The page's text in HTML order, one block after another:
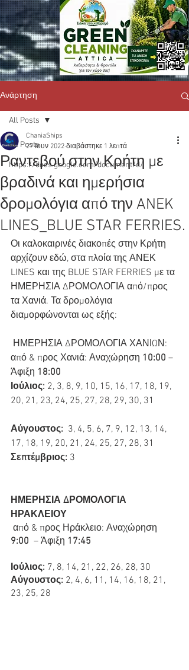
Ανάρτηση
All Posts
https://docs.google.com/document/d/
All Posts
Ραντεβού στην Κρήτη με
βραδινά και ημερήσια
δρομολόγια από την ANEK
LINES_BLUE STAR FERRIES.
ChaniaShips
27 Ιουν 2022 διαβάστηκε 1 λεπτά
Οι καλοκαιρινές διακοπές στην Κρήτη
αρχίζουν εδώ, στα πλοία της ΑΝΕΚ
LINES και της BLUE STAR FERRIES με τα
ΗΜΕΡΗΣΙΑ ΔΡΟΜΟΛΟΓΙΑ από/προς
τα Χανιά. Τα δρομολόγια
διαμορφώνονται ως εξής:
ΗΜΕΡΗΣΙΑ ΔΡΟΜΟΛΟΓΙΑ ΧΑΝΙΩΝ:
από & προς Χανιά: Αναχώρηση 10:00 –
Άφιξη 18:00
Ιούλιος: 2, 3, 8, 9, 10, 15, 16, 17, 18, 19,
20, 21, 23, 24, 25, 27, 28, 29, 30, 31
Αύγουστος:
  3, 4, 5, 6, 7, 9, 12, 13, 14,
17, 18, 19, 20, 21, 24, 25, 27, 28, 31
Σεπτέμβριος: 3
ΗΜΕΡΗΣΙΑ ΔΡΟΜΟΛΟΓΙΑ
ΗΡΑΚΛΕΙΟΥ
από & προς Ηράκλειο: Αναχώρηση
9:00
  – Άφιξη
17:45
Ιούλιος: 7, 8, 14, 21, 22, 26, 28, 30
Αύγουστος: 2, 4, 6, 11, 14, 16, 18, 21,
23, 25, 28